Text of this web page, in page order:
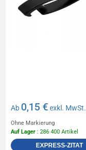
Ab 0,15 €exkl. MwSt.
Ohne Markierung
Auf Lager : 286 400 Artikel
EXPRESS-ZITAT